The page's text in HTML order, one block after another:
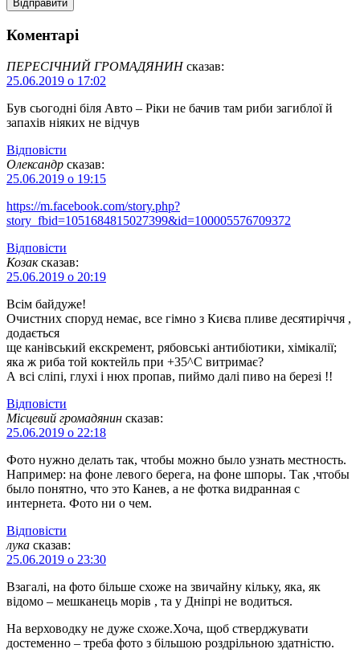
Коментарі
ПЕРЕСІЧНИЙ ГРОМАДЯНИН сказав:
25.06.2019 о 17:02
Був сьогодні біля Авто – Ріки не бачив там риби загиблої й
запахів ніяких не відчув
Відповіcти
Олександр сказав:
25.06.2019 о 19:15
https://m.facebook.com/story.php?
story_fbid=1051684815027399&id=100005576709372
Відповіcти
Козак сказав:
25.06.2019 о 20:19
Всім байдуже!
Очистних споруд немає, все гімно з Києва пливе десятиріччя ,
додається
ще канівський екскремент, рябовські антибіотики, хімікалії;
яка ж риба той коктейль при +35^С витримає?
А всі сліпі, глухі і нюх пропав, пиймо далі пиво на березі !!
Відповіcти
Місцевий громадянин сказав:
25.06.2019 о 22:18
Фото нужно делать так, чтобы можно было узнать местность.
Например: на фоне левого берега, на фоне шпоры. Так ,чтобы
было понятно, что это Канев, а не фотка видранная с
интернета. Фото ни о чем.
Відповіcти
лука сказав:
25.06.2019 о 23:30
Взагалі, на фото більше схоже на звичайну кільку, яка, як
відомо – мешканець морів , та у Дніпрі не водиться.
На верховодку не дуже схоже.Хоча, щоб стверджувати
достеменно – треба фото з більшою роздрільною здатністю.